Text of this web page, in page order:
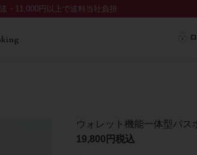
・11,000円以上で送料当社負担
ウォレット機能一体型パス
19,800
税込